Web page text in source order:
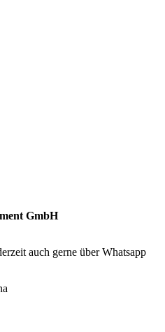
GmbH
auch gerne über Whatsapp